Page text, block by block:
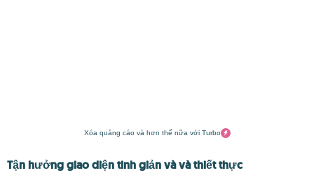
Xóa quảng cáo và hơn thế nữa với Turbo
Tận hưởng giao diện tinh giản và và thiết thực